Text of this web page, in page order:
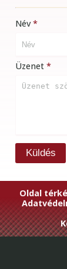
Név
Üzenet
Küldés
Oldal